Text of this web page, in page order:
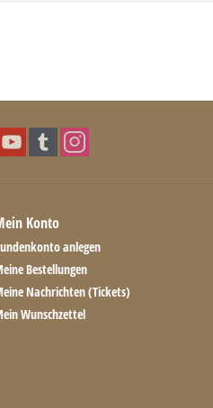
Konto
anlegen
Bestellungen
Nachrichten (Tickets)
Wunschzettel